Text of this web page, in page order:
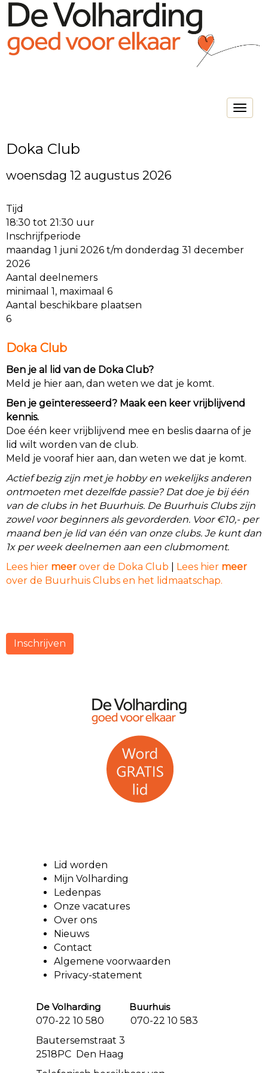
Toggle
Doka Club
woensdag 12 augustus 2026
Tijd
18:30 tot 21:30 uur
Inschrijfperiode
maandag 1 juni 2026 t/m donderdag 31 december
2026
Aantal deelnemers
minimaal 1, maximaal 6
Aantal beschikbare plaatsen
6
Doka Club
Ben je al lid van de Doka Club?
Meld je hier aan, dan weten we dat je komt.
Ben je geïnteresseerd? Maak een keer vrijblijvend
kennis.
Doe één keer vrijblijvend mee en beslis daarna of je
lid wilt worden van de club.
Meld je vooraf hier aan, dan weten we dat je komt.
Actief bezig zijn met je hobby en wekelijks anderen
ontmoeten met dezelfde passie? Dat doe je bij één
van de clubs in het Buurhuis. De Buurhuis Clubs zijn
zowel voor beginners als gevorderden. Voor €10,- per
maand ben je lid van één van onze clubs. Je kunt dan
1x per week deelnemen aan een clubmoment.
Lees hier meer over de Doka Club Lees hier meer
over de Buurhuis Clubs en het lidmaatschap.
Inschrijven
Lid worden
Mijn Volharding
Ledenpas
Onze vacatures
Over ons
Nieuws
Contact
Algemene voorwaarden
Privacy-statement
De Volharding Buurhuis
070-22 10 580 070-22 10 583
Bautersemstraat 3
2518PC Den Haag